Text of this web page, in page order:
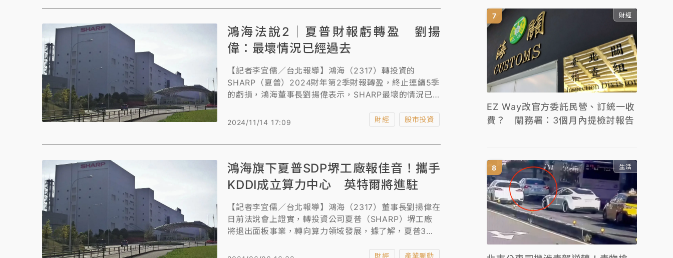
SuperCluster。
鴻海法說2｜夏普財報虧轉盈 劉揚
偉：最壞情況已經過去
【記者李宜儒／台北報導】鴻海（2317）轉投資的
SHARP（夏普）2024財年第2季財報轉盈，終止連續5季
的虧損，鴻海董事長劉揚偉表示，SHARP最壞的情況已
牌與技術的策略也逐漸顯現出成效。
2024/11/14 17:09 財經 股市投資
鴻海旗下夏普SDP堺工廠報佳音！攜手
KDDI成立算力中心 英特爾將進駐
【記者李宜儒／台北報導】鴻海（2317）董事長劉揚偉在
日前法說會上證實，轉投資公司夏普（SHARP）堺工廠
將退出面板事業，轉向算力領域發展，據了解，夏普3日
Datasection與美超微，將把堺工廠轉為AI資料中心，現
財經 產業脈動
財經
EZ Way改官方委託民營、訂統一收
費？ 關務署：3個月內提檢討報告
生活